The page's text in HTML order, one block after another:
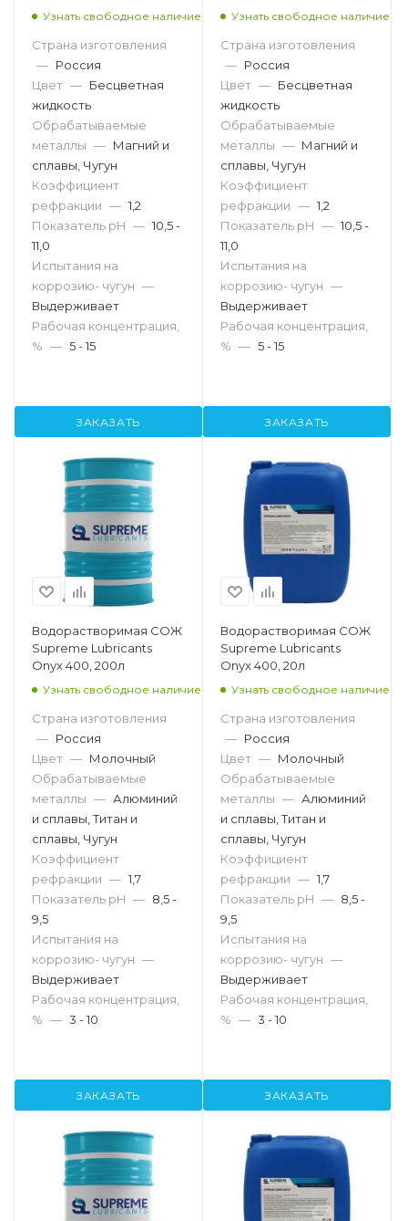
Узнать свободное наличие
Страна изготовления
— Россия
Цвет — Бесцветная
жидкость
Обрабатываемые
металлы — Магний и
сплавы, Чугун
Коэффициент
рефракции — 1,2
Показатель pH — 10,5 -
11,0
Испытания на
коррозию- чугун —
Выдерживает
Рабочая концентрация,
% — 5 - 15
ЗАКАЗАТЬ
Узнать свободное наличие
Страна изготовления
— Россия
Цвет — Бесцветная
жидкость
Обрабатываемые
металлы — Магний и
сплавы, Чугун
Коэффициент
рефракции — 1,2
Показатель pH — 10,5 -
11,0
Испытания на
коррозию- чугун —
Выдерживает
Рабочая концентрация,
% — 5 - 15
ЗАКАЗАТЬ
Водорастворимая СОЖ
Supreme Lubricants
Onyx 400, 200л
Узнать свободное наличие
Страна изготовления
— Россия
Цвет — Молочный
Обрабатываемые
металлы — Алюминий
и сплавы, Титан и
сплавы, Чугун
Коэффициент
рефракции — 1,7
Показатель pH — 8,5 -
9,5
Испытания на
коррозию- чугун —
Выдерживает
Рабочая концентрация,
% — 3 - 10
ЗАКАЗАТЬ
Водорастворимая СОЖ
Supreme Lubricants
Onyx 400, 20л
Узнать свободное наличие
Страна изготовления
— Россия
Цвет — Молочный
Обрабатываемые
металлы — Алюминий
и сплавы, Титан и
сплавы, Чугун
Коэффициент
рефракции — 1,7
Показатель pH — 8,5 -
9,5
Испытания на
коррозию- чугун —
Выдерживает
Рабочая концентрация,
% — 3 - 10
ЗАКАЗАТЬ